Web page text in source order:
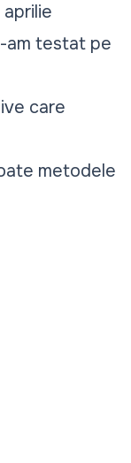
am testat pe
care
metodele